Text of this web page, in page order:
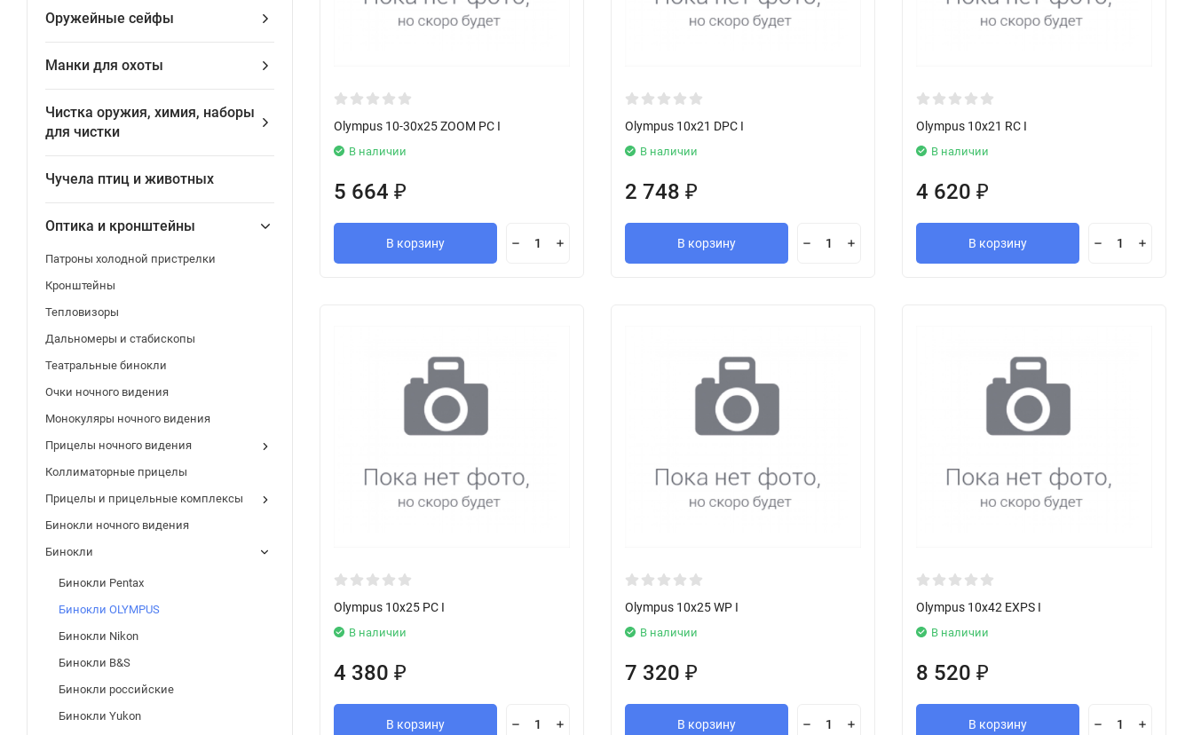
Оружейные сейфы
Манки для охоты
Чистка оружия, химия, наборы
для чистки
Чучела птиц и животных
Оптика и кронштейны
Патроны холодной пристрелки
Кронштейны
Тепловизоры
Дальномеры и стабископы
Театральные бинокли
Очки ночного видения
Монокуляры ночного видения
Прицелы ночного видения
Коллиматорные прицелы
Прицелы и прицельные комплексы
Бинокли ночного видения
Бинокли
Бинокли Pentax
Бинокли OLYMPUS
Бинокли Nikon
Бинокли B&S
Бинокли российские
Бинокли Yukon
Olympus 10-30x25 ZOOM PC I
В наличии
5 664 ₽
В корзину
Olympus 10x21 DPC I
В наличии
2 748 ₽
В корзину
Olympus 10x21 RC I
В наличии
4 620 ₽
В корзину
Olympus 10x25 PC I
В наличии
4 380 ₽
В корзину
Olympus 10x25 WP I
В наличии
7 320 ₽
В корзину
Olympus 10x42 EXPS I
В наличии
8 520 ₽
В корзину